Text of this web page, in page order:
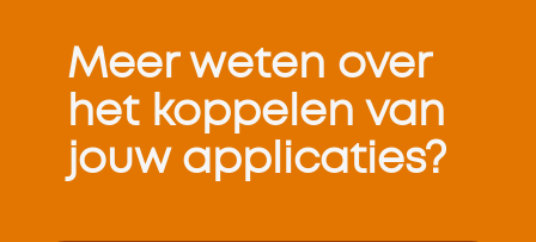
Meer weten over
het koppelen van
jouw applicaties?